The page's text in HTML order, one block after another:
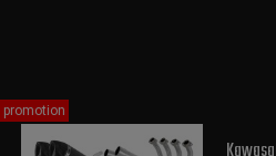
promotion